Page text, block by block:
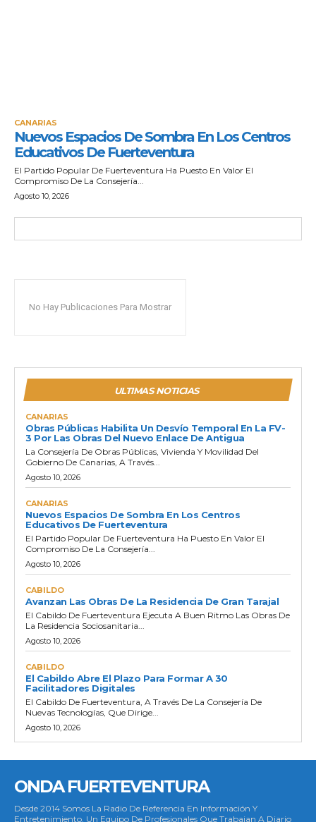
CANARIAS
Nuevos Espacios De Sombra En Los Centros
Educativos De Fuerteventura
El Partido Popular De Fuerteventura Ha Puesto En Valor El
Compromiso De La Consejería...
Agosto 10, 2026
No Hay Publicaciones Para Mostrar
ULTIMAS NOTICIAS
CANARIAS
Obras Públicas Habilita Un Desvío Temporal En La FV-
3 Por Las Obras Del Nuevo Enlace De Antigua
La Consejería De Obras Públicas, Vivienda Y Movilidad Del
Gobierno De Canarias, A Través...
Agosto 10, 2026
CANARIAS
Nuevos Espacios De Sombra En Los Centros
Educativos De Fuerteventura
El Partido Popular De Fuerteventura Ha Puesto En Valor El
Compromiso De La Consejería...
Agosto 10, 2026
CABILDO
Avanzan Las Obras De La Residencia De Gran Tarajal
El Cabildo De Fuerteventura Ejecuta A Buen Ritmo Las Obras De
La Residencia Sociosanitaria...
Agosto 10, 2026
CABILDO
El Cabildo Abre El Plazo Para Formar A 30
Facilitadores Digitales
El Cabildo De Fuerteventura, A Través De La Consejería De
Nuevas Tecnologías, Que Dirige...
Agosto 10, 2026
ONDA FUERTEVENTURA
Desde 2014 Somos La Radio De Referencia En Información Y
Entretenimiento. Un Equipo De Profesionales Que Trabajan A Diario